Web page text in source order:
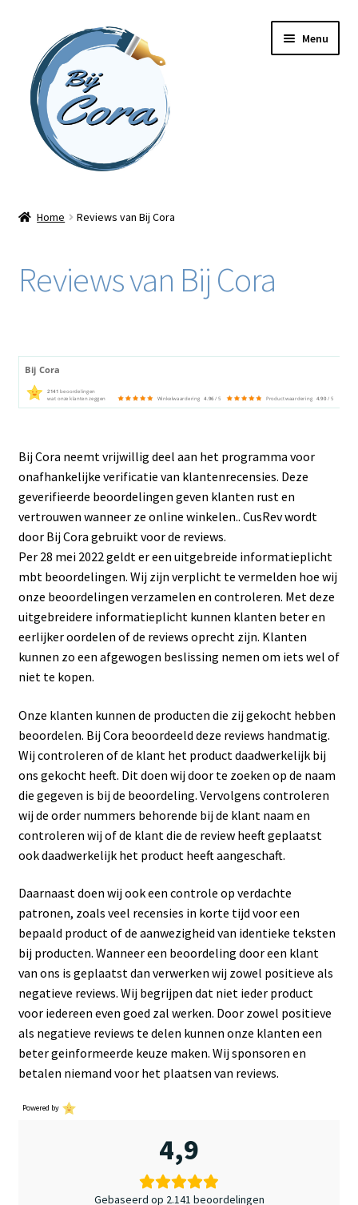
naar
navigatie
inhoud
Menu
Online cursussen
Blog / DIY / Tutorials
Over mij
Contact
Home Reviews van Bij Cora
Reviews van Bij Cora
Bij Cora
2141 beoordelingen
wat onze klanten zeggen
Winkelwaardering 4.96 / 5 Productwaardering 4.90/ 5
Bij Cora neemt vrijwillig deel aan het programma voor
onafhankelijke verificatie van klantenrecensies. Deze
geverifieerde beoordelingen geven klanten rust en
vertrouwen wanneer ze online winkelen.. CusRev wordt
door Bij Cora gebruikt voor de reviews.
Per 28 mei 2022 geldt er een uitgebreide informatieplicht
mbt beoordelingen. Wij zijn verplicht te vermelden hoe wij
onze beoordelingen verzamelen en controleren. Met deze
uitgebreidere informatieplicht kunnen klanten beter en
eerlijker oordelen of de reviews oprecht zijn. Klanten
kunnen zo een afgewogen beslissing nemen om iets wel of
niet te kopen.
Onze klanten kunnen de producten die zij gekocht hebben
beoordelen. Bij Cora beoordeeld deze reviews handmatig.
Wij controleren of de klant het product daadwerkelijk bij
ons gekocht heeft. Dit doen wij door te zoeken op de naam
die gegeven is bij de beoordeling. Vervolgens controleren
wij de order nummers behorende bij de klant naam en
controleren wij of de klant die de review heeft geplaatst
ook daadwerkelijk het product heeft aangeschaft.
Daarnaast doen wij ook een controle op verdachte
patronen, zoals veel recensies in korte tijd voor een
bepaald product of de aanwezigheid van identieke teksten
bij producten. Wanneer een beoordeling door een klant
van ons is geplaatst dan verwerken wij zowel positieve als
negatieve reviews. Wij begrijpen dat niet ieder product
voor iedereen even goed zal werken. Door zowel positieve
als negatieve reviews te delen kunnen onze klanten een
beter geinformeerde keuze maken. Wij sponsoren en
betalen niemand voor het plaatsen van reviews.
Powered by
4,9
Gebaseerd op 2.141 beoordelingen